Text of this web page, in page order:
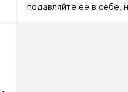
подавляйте ее в себе,